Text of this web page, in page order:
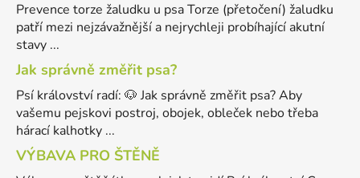
Prevence torze žaludku u psa Torze (přetočení) žaludku
patří mezi nejzávažnější a nejrychleji probíhající akutní
stavy ...
Jak správně změřit psa?
Psí království radí: 🐶 Jak správně změřit psa? Aby
vašemu pejskovi postroj, obojek, obleček nebo třeba
hárací kalhotky ...
VÝBAVA PRO ŠTĚNĚ